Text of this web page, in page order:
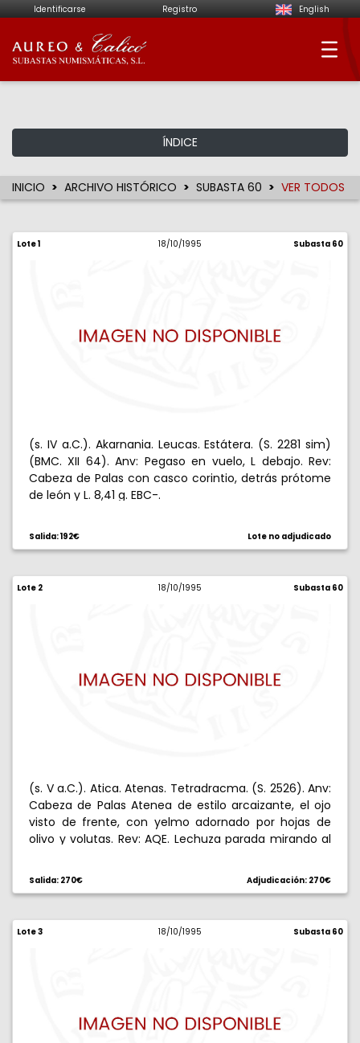
Identificarse Registro English
Aureo & Calicó -
ÍNDICE
INICIO ARCHIVO HISTÓRICO SUBASTA 60 VER TODOS
Lote 1 18/10/1995 Subasta 60
(s. IV a.C.). Akarnania. Leucas. Estátera. (S. 2281 sim)
(BMC. XII 64). Anv: Pegaso en vuelo, L debajo. Rev:
Cabeza de Palas con casco corintio, detrás prótome
de león y L. 8,41 g. EBC-.
Salida: 192€ Lote no adjudicado
Lote 2 18/10/1995 Subasta 60
(s. V a.C.). Atica. Atenas. Tetradracma. (S. 2526). Anv:
Cabeza de Palas Atenea de estilo arcaizante, el ojo
visto de frente, con yelmo adornado por hojas de
olivo y volutas. Rev: AQE. Lechuza parada mirando al
Bella. Insignificantes puntitos de oxidación. EBC-.
Salida: 270€ Adjudicación: 270€
Lote 3 18/10/1995 Subasta 60